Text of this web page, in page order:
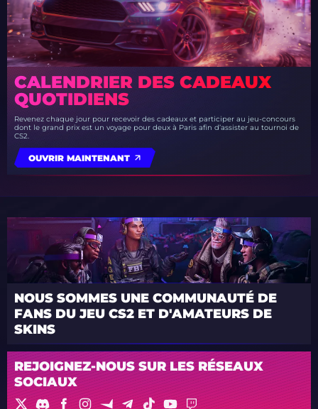
CALENDRIER DES CADEAUX
QUOTIDIENS
Revenez chaque jour pour recevoir des cadeaux et participer au jeu-concours
dont le grand prix est un voyage pour deux à Paris afin d’assister au tournoi de
CS2.
OUVRIR MAINTENANT
NOUS SOMMES UNE COMMUNAUTÉ DE
FANS DU JEU CS2 ET D'AMATEURS DE
SKINS
REJOIGNEZ-NOUS SUR LES RÉSEAUX
SOCIAUX